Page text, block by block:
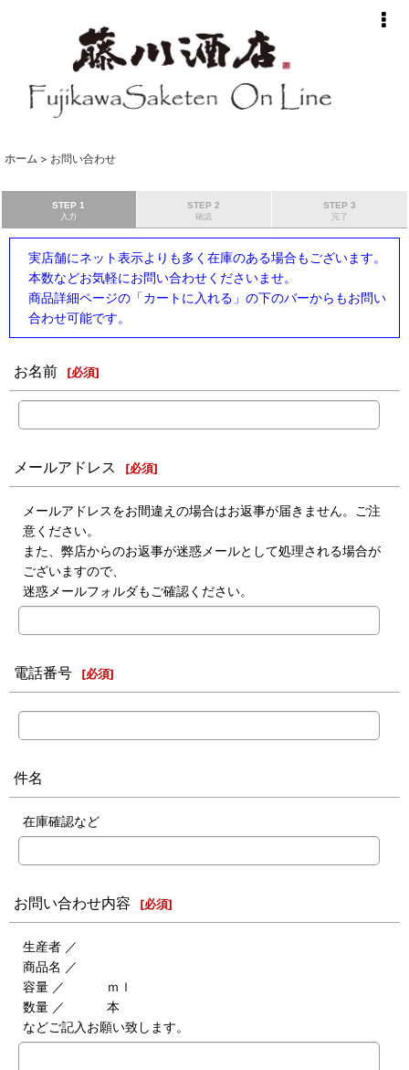
ホーム > お問い合わせ
STEP 1
入力
STEP 2
確認
STEP 3
完了
実店舗にネット表示よりも多く在庫のある場合もございます。
本数などお気軽にお問い合わせくださいませ。
商品詳細ページの「カートに入れる」の下のバーからもお問い
合わせ可能です。
お名前 [必須]
メールアドレス [必須]
メールアドレスをお間違えの場合はお返事が届きません。ご注
意ください。
また、弊店からのお返事が迷惑メールとして処理される場合が
ございますので、
迷惑メールフォルダもご確認ください。
電話番号 [必須]
件名
在庫確認など
お問い合わせ内容 [必須]
生産者 ／
商品名 ／
容量 ／ ｍｌ
数量 ／ 本
などご記入お願い致します。